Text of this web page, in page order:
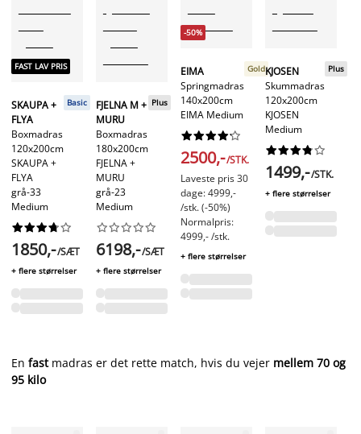
FAST LAV PRIS
SKAUPA +
FLYA
Boxmadras
120x200cm
SKAUPA +
FLYA
grå-33
Medium
Basic






1850,-/SÆT
+ flere størrelser
FJELNA M +
MURU
Boxmadras
180x200cm
FJELNA +
MURU
grå-23
Medium
Plus






6198,-/SÆT
+ flere størrelser
-50%
EIMA
Springmadras
140x200cm
EIMA Medium
Gold






2500,-/STK.
Laveste pris 30
dage: 4999,-
/stk. (-50%)
Normalpris:
4999,- /stk.
+ flere størrelser
KJOSEN
Skummadras
120x200cm
KJOSEN
Medium
Plus






1499,-/STK.
+ flere størrelser
En fast madras er det rette match, hvis du vejer mellem 70 og
95 kilo